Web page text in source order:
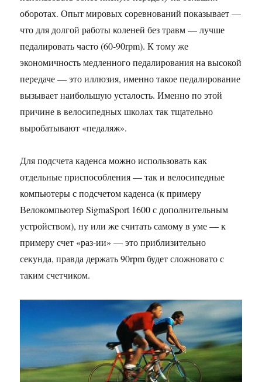
оборотах. Опыт мировых соревнований показывает —
что для долгой работы коленей без травм — лучше
педалировать часто (60-90rpm). К тому же
экономичность медленного педалирования на высокой
передаче — это иллюзия, именно такое педалирование
вызывает наибольшую усталость. Именно по этой
причине в велосипедных школах так тщательно
выробатывают «педаляж».
Для подсчета каденса можно использовать как
отдельные приспособления — так и велосипедные
компьютеры с подсчетом каденса (к примеру
Велокомпьютер SigmaSport 1600 с дополнительным
устройством), ну или же считать самому в уме — к
примеру счет «раз-ии» — это приблизительно
секунда, правда держать 90rpm будет сложновато с
таким счетчиком.